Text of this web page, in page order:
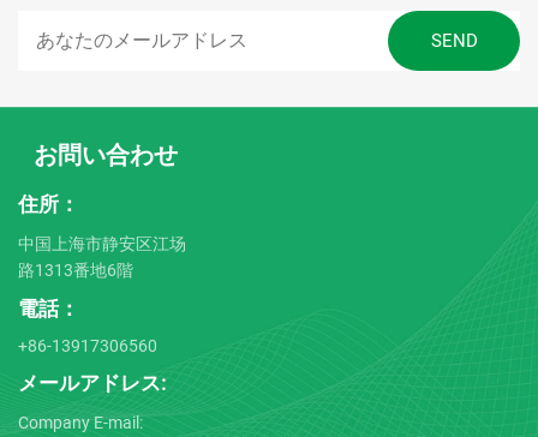
お問い合わせ
住所：
中国上海市静安区江场
路1313番地6階
電話：
+86-13917306560
メールアドレス:
Company E-mail: